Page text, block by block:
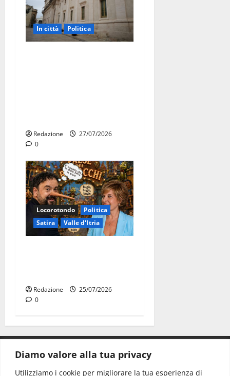
Diamo valore alla tua privacy
Utilizziamo i cookie per migliorare la tua esperienza di
In città Politica
Redazione
27/07/2026
0
Locorotondo
Politica
Satira
Valle d'Itria
Redazione
25/07/2026
0
CONTATTI.